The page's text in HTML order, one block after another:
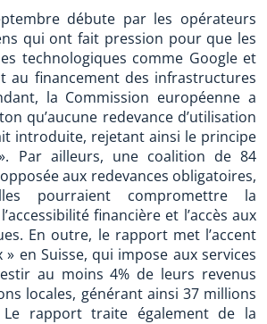
débute par les opérateurs
qui ont fait pression pour que les
technologiques comme Google et
au financement des infrastructures
la Commission européenne a
qu’aucune redevance d’utilisation
introduite, rejetant ainsi le principe
Par ailleurs, une coalition de 84
aux redevances obligatoires,
pourraient compromettre la
financière et l’accès aux
En outre, le rapport met l’accent
» en Suisse, qui impose aux services
au moins 4% de leurs revenus
locales, générant ainsi 37 millions
Le rapport traite également de la